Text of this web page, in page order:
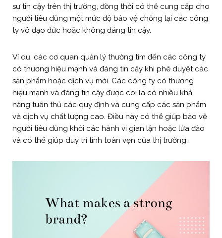
sự tin cậy trên thị trường, đồng thời có thể cung cấp cho
người tiêu dùng một mức độ bảo vệ chống lại các công
ty vô đạo đức hoặc không đáng tin cậy.
Ví dụ, các cơ quan quản lý thường tìm đến các công ty
có thương hiệu mạnh và đáng tin cậy khi phê duyệt các
sản phẩm hoặc dịch vụ mới. Các công ty có thương
hiệu mạnh và đáng tin cậy được coi là có nhiều khả
năng tuân thủ các quy định và cung cấp các sản phẩm
và dịch vụ chất lượng cao. Điều này có thể giúp bảo vệ
người tiêu dùng khỏi các hành vi gian lận hoặc lừa đảo
và có thể giúp duy trì tính toàn vẹn của thị trường.